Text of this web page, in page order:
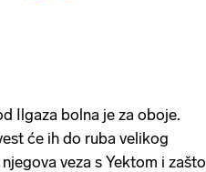
Ilgaza bolna je za oboje.
će ih do ruba velikog
veza s Yektom i zašto